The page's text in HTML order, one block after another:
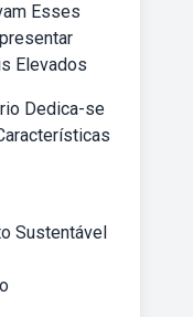
Esses
Elevados
Dedica-se
Sustentável